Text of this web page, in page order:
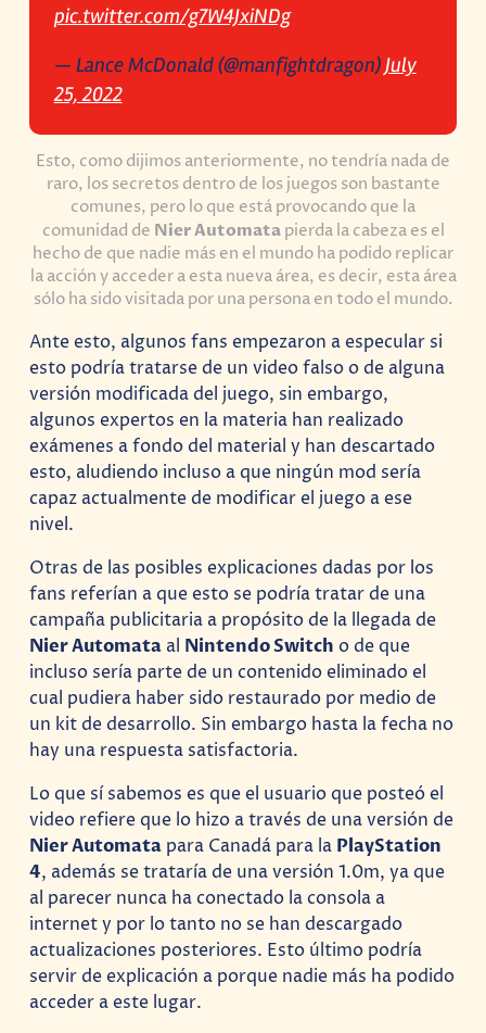
pic.twitter.com/g7W4JxiNDg
— Lance McDonald (@manfightdragon)July
25, 2022
Esto, como dijimos anteriormente, no tendría nada de
raro, los secretos dentro de los juegos son bastante
comunes, pero lo que está provocando que la
comunidad de Nier Automatapierda la cabeza es el
hecho de que nadie más en el mundo ha podido replicar
la acción y acceder a esta nueva área, es decir, esta área
sólo ha sido visitada por una persona en todo el mundo.
Ante esto, algunos fans empezaron a especular si
esto podría tratarse de un video falso o de alguna
versión modificada del juego, sin embargo,
algunos expertos en la materia han realizado
exámenes a fondo del material y han descartado
esto, aludiendo incluso a que ningún mod sería
capaz actualmente de modificar el juego a ese
nivel.
Otras de las posibles explicaciones dadas por los
fans referían a que esto se podría tratar de una
campaña publicitaria a propósito de la llegada de
Nier Automata al Nintendo Switch o de que
incluso sería parte de un contenido eliminado el
cual pudiera haber sido restaurado por medio de
un kit de desarrollo. Sin embargo hasta la fecha no
hay una respuesta satisfactoria.
Lo que sí sabemos es que el usuario que posteó el
video refiere que lo hizo a través de una versión de
Nier Automata para Canadá para la PlayStation
4, además se trataría de una versión 1.0m, ya que
al parecer nunca ha conectado la consola a
internet y por lo tanto no se han descargado
actualizaciones posteriores. Esto último podría
servir de explicación a porque nadie más ha podido
acceder a este lugar.